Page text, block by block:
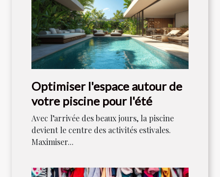
Optimiser l'espace autour de
votre piscine pour l'été
Avec l’arrivée des beaux jours, la piscine
devient le centre des activités estivales.
Maximiser...